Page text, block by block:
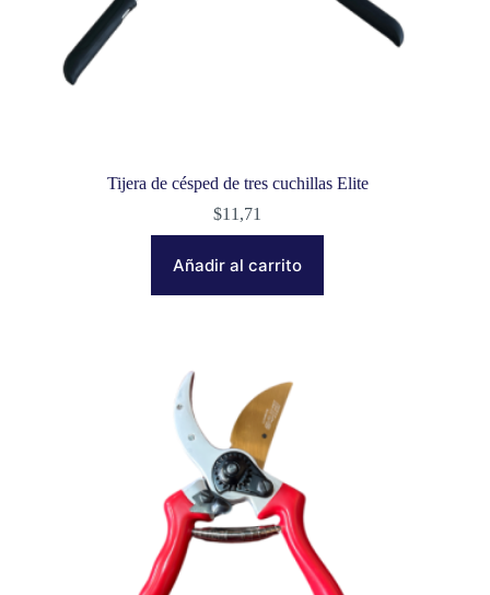
Tijera de césped de tres cuchillas Elite
$11,71
Añadir al carrito